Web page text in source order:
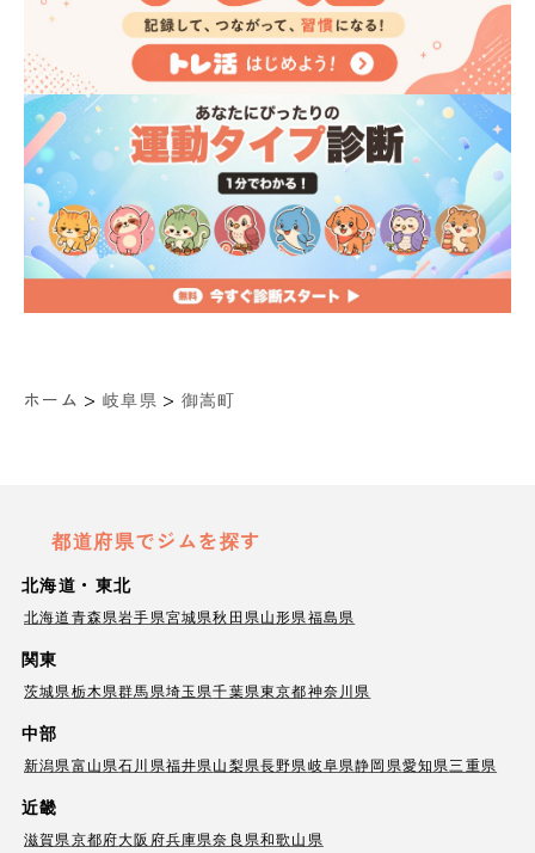
ホーム > 岐阜県 > 御嵩町
都道府県でジムを探す
北海道・東北
北海道青森県岩手県宮城県秋田県山形県福島県
関東
茨城県栃木県群馬県埼玉県千葉県東京都神奈川県
中部
新潟県富山県石川県福井県山梨県長野県岐阜県静岡県愛知県三重県
近畿
滋賀県京都府大阪府兵庫県奈良県和歌山県